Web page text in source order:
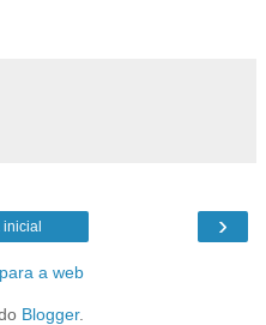
›
inicial
a web
Blogger.